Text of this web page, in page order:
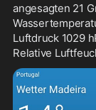
angesagten 21
Luftdruck 1029
Relative